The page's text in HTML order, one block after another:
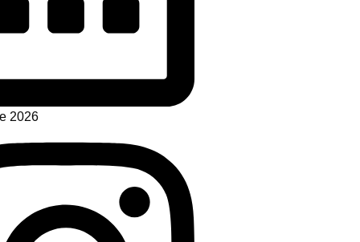
2026